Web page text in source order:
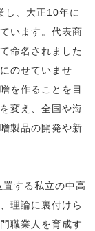
し、大正10年に
います。代表商
命名されました
のせていませ
を作ることを目
変え、全国や海
製品の開発や新
する私立の中高
理論に裏付けら
職業人を育成す